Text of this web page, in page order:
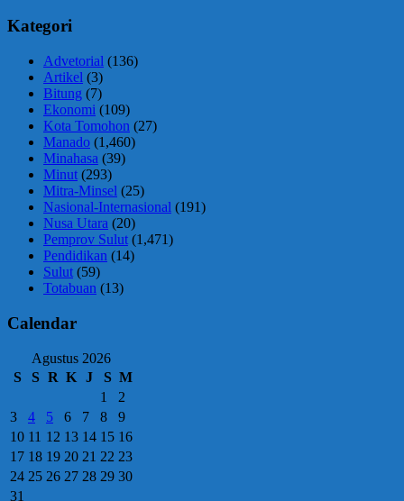
Kategori
Advetorial (136)
Artikel (3)
Bitung (7)
Ekonomi (109)
Kota Tomohon (27)
Manado (1,460)
Minahasa (39)
Minut (293)
Mitra-Minsel (25)
Nasional-Internasional (191)
Nusa Utara (20)
Pemprov Sulut (1,471)
Pendidikan (14)
Sulut (59)
Totabuan (13)
Calendar
Agustus 2026
S
S R K J S M
1
2
3
4 5 6 7 8
9
10 11 12 13 14 15 16
17 18 19 20 21 22 23
24 25 26 27 28 29 30
31